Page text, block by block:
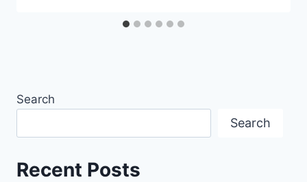
Search
Search
Recent Posts